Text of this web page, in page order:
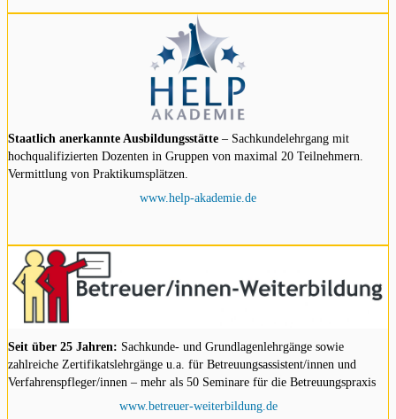
Staatlich anerkannte Ausbildungsstätte – Sachkundelehrgang mit
hochqualifizierten Dozenten in Gruppen von maximal 20 Teilnehmern.
Vermittlung von Praktikumsplätzen.
www.help-akademie.de
Seit über 25 Jahren: Sachkunde- und Grundlagenlehrgänge sowie
zahlreiche Zertifikatslehrgänge u.a. für Betreuungsassistent/innen und
Verfahrenspfleger/innen – mehr als 50 Seminare für die Betreuungspraxis
www.betreuer-weiterbildung.de